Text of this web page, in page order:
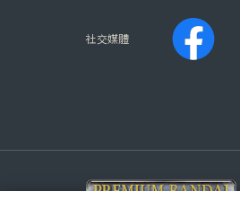
社交媒體